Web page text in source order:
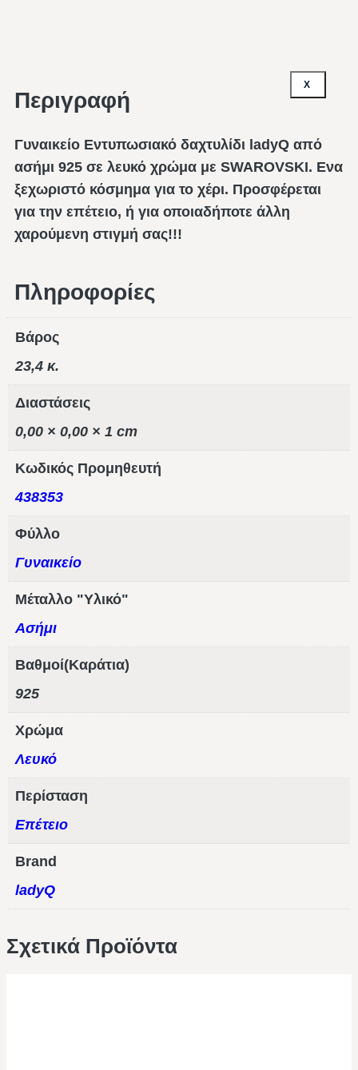
X
Περιγραφή
Γυναικείο Εντυπωσιακό δαχτυλίδι ladyQ από
ασήμι 925 σε λευκό χρώμα με SWAROVSKI. Ενα
ξεχωριστό κόσμημα για το χέρι. Προσφέρεται
για την επέτειο, ή για οποιαδήποτε άλλη
χαρούμενη στιγμή σας!!!
Πληροφορίες
Βάρος
23,4 κ.
Διαστάσεις
0,00 × 0,00 × 1 cm
Κωδικός Προμηθευτή
438353
Φύλλο
Γυναικείο
Μέταλλο "Υλικό"
Ασήμι
Βαθμοί(Καράτια)
925
Χρώμα
Λευκό
Περίσταση
Επέτειο
Brand
ladyQ
Σχετικά Προϊόντα